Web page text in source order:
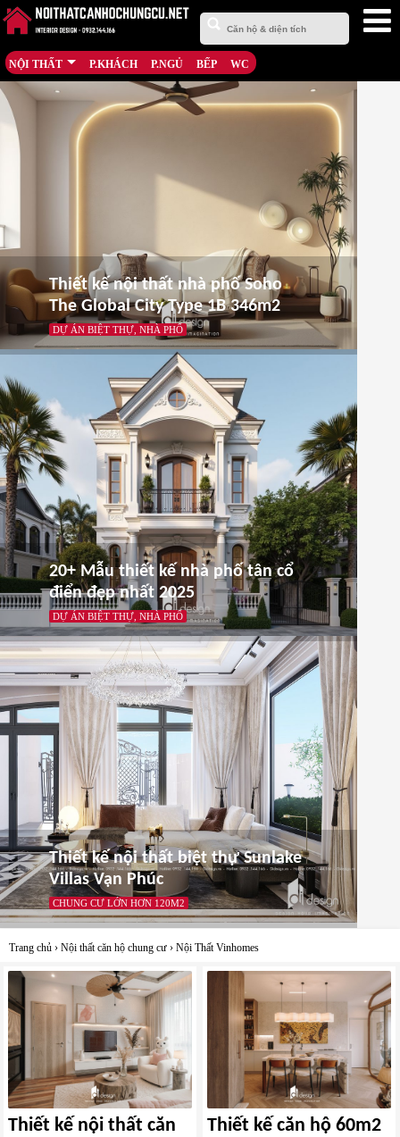
NỘI THẤT P.KHÁCH P.NGỦ BẾP WC
Thiết kế nội thất nhà phố Soho
The Global City Type 1B 346m2
DỰ ÁN BIỆT THỰ, NHÀ PHỐ
20+ Mẫu thiết kế nhà phố tân cổ
điển đẹp nhất 2025
DỰ ÁN BIỆT THỰ, NHÀ PHỐ
Thiết kế nội thất biệt thự Sunlake
Villas Vạn Phúc
CHUNG CƯ LỚN HƠN 120M2
Trang chủ › Nội thất căn hộ chung cư › Nội Thất Vinhomes
Thiết kế nội thất căn
Thiết kế căn hộ 60m2